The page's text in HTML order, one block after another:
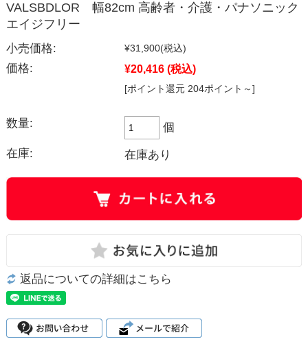
VALSBDLOR 幅82cm 高齢者・介護・パナソニック
エイジフリー
小売価格: ¥31,900(税込)
価格: ¥20,416 (税込)
[ポイント還元 204ポイント～]
数量: 個
在庫: 在庫あり
返品についての詳細はこちら